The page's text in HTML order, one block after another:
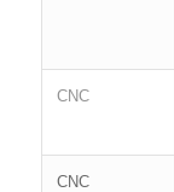
CNC
CNC